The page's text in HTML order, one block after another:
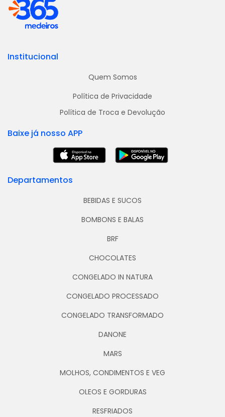
Institucional
Quem Somos
Política de Privacidade
Política de Troca e Devolução
Baixe já nosso APP
Departamentos
BEBIDAS E SUCOS
BOMBONS E BALAS
BRF
CHOCOLATES
CONGELADO IN NATURA
CONGELADO PROCESSADO
CONGELADO TRANSFORMADO
DANONE
MARS
MOLHOS, CONDIMENTOS E VEG
OLEOS E GORDURAS
RESFRIADOS